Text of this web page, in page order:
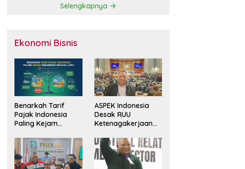
Selengkapnya
Ekonomi Bisnis
Benarkah Tarif
Pajak Indonesia
Paling Kejam
Lain?
ASPEK Indonesia
Desak RUU
Ketenagakerjaan
Perlindungan
Pekerja dan Jamin
Hak Pesangon